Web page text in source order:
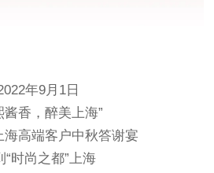
年9月1日
酱香，醉美上海”
海高端客户中秋答谢宴
“时尚之都”上海